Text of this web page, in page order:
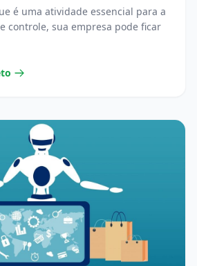
é uma atividade essencial para a
controle, sua empresa pode ficar